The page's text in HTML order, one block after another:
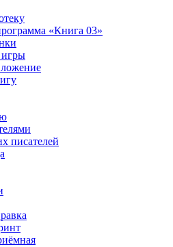
«Книга 03»
писателей